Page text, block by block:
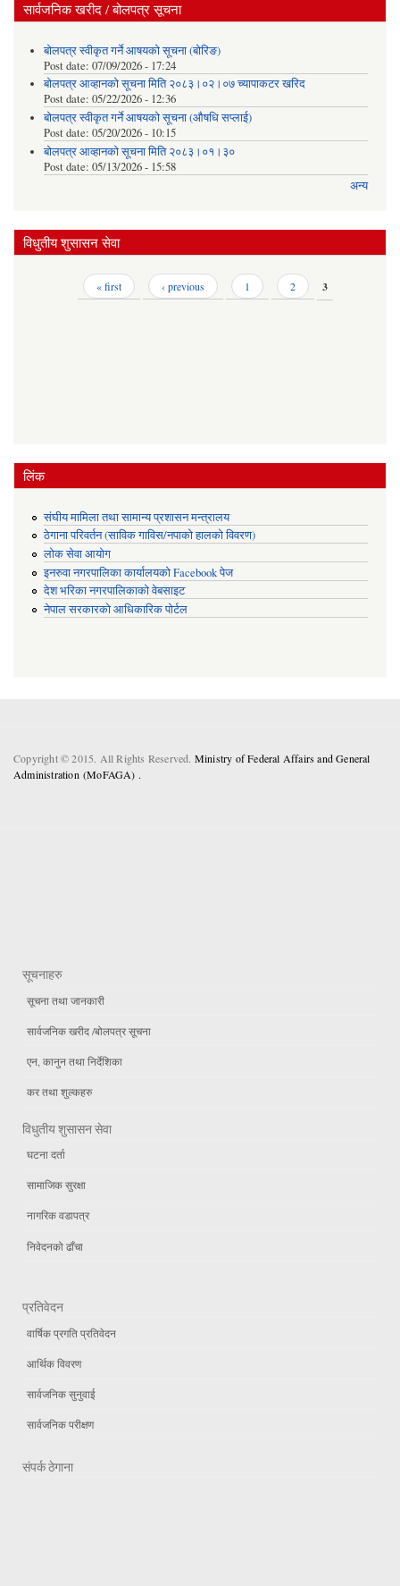
सार्वजनिक खरीद / बोलपत्र सूचना
बोलपत्र स्वीकृत गर्ने आषयको सूचना (बोरिङ)
Post date: 07/09/2026 - 17:24
बोलपत्र आव्हानको सूचना मिति २०८३।०२।०७ च्यापाकटर खरिद
Post date: 05/22/2026 - 12:36
बोलपत्र स्वीकृत गर्ने आषयको सूचना (औषधि सप्लाई)
Post date: 05/20/2026 - 10:15
बोलपत्र आव्हानको सूचना मिति २०८३।०१।३०
Post date: 05/13/2026 - 15:58
अन्य
विधुतीय शुसासन सेवा
« first ‹ previous 1 2 3
लिंक
संघीय मामिला तथा सामान्य प्रशासन मन्त्रालय
ठेगाना परिवर्तन (साविक गाविस/नपाको हालको विवरण)
लोक सेवा आयोग
इनरुवा नगरपालिका कार्यालयको Facebook पेज
देश भरिका नगरपालिकाको वेबसाइट
नेपाल सरकारको आधिकारिक पोर्टल
Copyright © 2015. All Rights Reserved. Ministry of Federal Affairs and General
Administration (MoFAGA) .
सूचनाहरु
सूचना तथा जानकारी
सार्वजनिक खरीद /बोलपत्र सूचना
एन, कानुन तथा निर्देशिका
कर तथा शुल्कहरु
विधुतीय शुसासन सेवा
घटना दर्ता
सामाजिक सुरक्षा
नागरिक वडापत्र
निवेदनको ढाँचा
प्रतिवेदन
वार्षिक प्रगति प्रतिवेदन
आर्थिक विवरण
सार्वजनिक सुनुवाई
सार्वजनिक परीक्षण
संपर्क ठेगाना